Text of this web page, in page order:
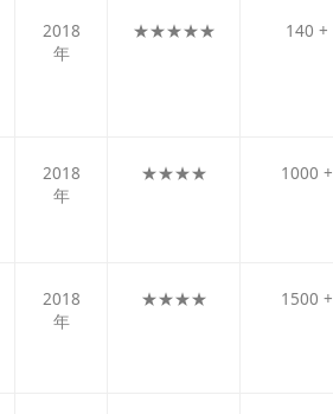
2018
年
★★★★★ 140 +
2018
年
★★★★ 1000 +
2018
年
★★★★ 1500 +